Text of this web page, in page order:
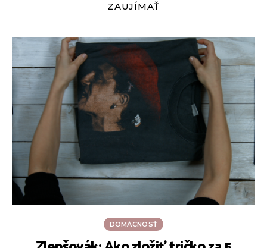
ZAUJÍMAŤ
DOMÁCNOSŤ